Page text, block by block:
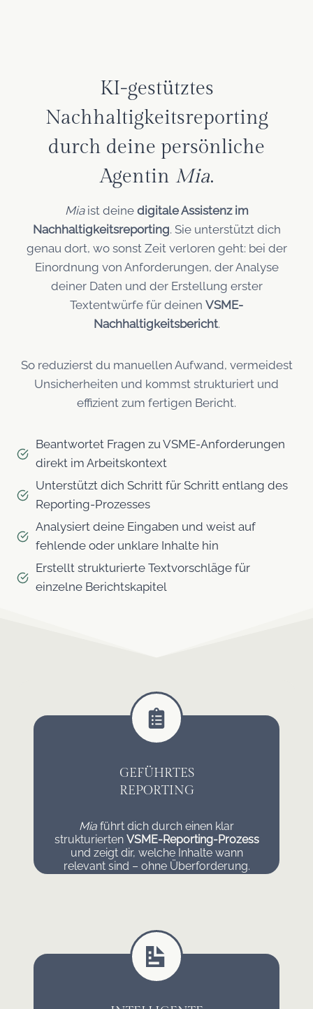
KI-gestütztes
Nachhaltigkeitsreporting
durch deine persönliche
Agentin Mia.
Miaist deine digitale Assistenz im
Nachhaltigkeitsreporting. Sie unterstützt dich
genau dort, wo sonst Zeit verloren geht: bei der
Einordnung von Anforderungen, der Analyse
deiner Daten und der Erstellung erster
Textentwürfe für deinen VSME-
Nachhaltigkeitsbericht.
So reduzierst du manuellen Aufwand, vermeidest
Unsicherheiten und kommst strukturiert und
effizient zum fertigen Bericht.
Beantwortet Fragen zu VSME-Anforderungen
direkt im Arbeitskontext
Unterstützt dich Schritt für Schritt entlang des
Reporting-Prozesses
Analysiert deine Eingaben und weist auf
fehlende oder unklare Inhalte hin
Erstellt strukturierte Textvorschläge für
einzelne Berichtskapitel
GEFÜHRTES
REPORTING
Mia führt dich durch einen klar
strukturierten VSME-Reporting-Prozess
und zeigt dir, welche Inhalte wann
relevant sind – ohne Überforderung.